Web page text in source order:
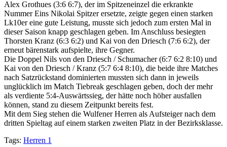
Alex Grothues (3:6 6:7), der im Spitzeneinzel die erkrankte
Nummer Eins Nikolai Spitzer ersetzte, zeigte gegen einen starken
Lk10er eine gute Leistung, musste sich jedoch zum ersten Mal in
dieser Saison knapp geschlagen geben. Im Anschluss besiegten
Thorsten Kranz (6:3 6:2) und Kai von den Driesch (7:6 6:2), der
erneut bärenstark aufspielte, ihre Gegner.
Die Doppel Nils von den Driesch / Schumacher (6:7 6:2 8:10) und
Kai von den Driesch / Kranz (5:7 6:4 8:10), die beide ihre Matches
nach Satzrückstand dominierten mussten sich dann in jeweils
unglücklich im Match Tiebreak geschlagen geben, doch der mehr
als verdiente 5:4-Auswärtssieg, der hätte noch höher ausfallen
können, stand zu diesem Zeitpunkt bereits fest.
Mit dem Sieg stehen die Wulfener Herren als Aufsteiger nach dem
dritten Spieltag auf einem starken zweiten Platz in der Bezirksklasse.
Tags: Herren 1